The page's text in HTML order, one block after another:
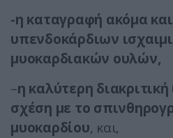
-η καταγραφή ακόμα
υπενδοκάρδιων
μυοκαρδιακών ουλών,
–η καλύτερη
σχέση με το
μυοκαρδίου, και,